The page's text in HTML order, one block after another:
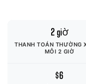
2 giờ
THANH TOÁN THƯỜNG
MỖI 2 GIỜ
$6